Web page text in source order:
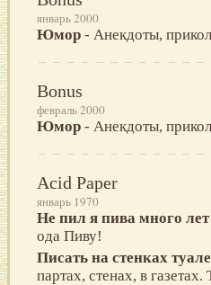
январь 2000
Юмор - Анекдоты,
Bonus
февраль 2000
Юмор - Анекдоты,
Acid Paper
январь 1970
Не пил я пива много лет
ода Пиву!
Писать на стенках
партах, стенах, в